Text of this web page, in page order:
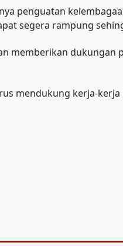
penguatan
segera rampung
memberikan
mendukung kerja-